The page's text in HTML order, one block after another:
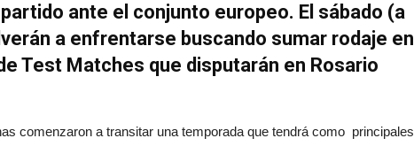
ante el conjunto europeo. El sábado (a
a enfrentarse buscando sumar rodaje en
Test Matches que disputarán en Rosario
comenzaron a transitar una temporada que tendrá como principales